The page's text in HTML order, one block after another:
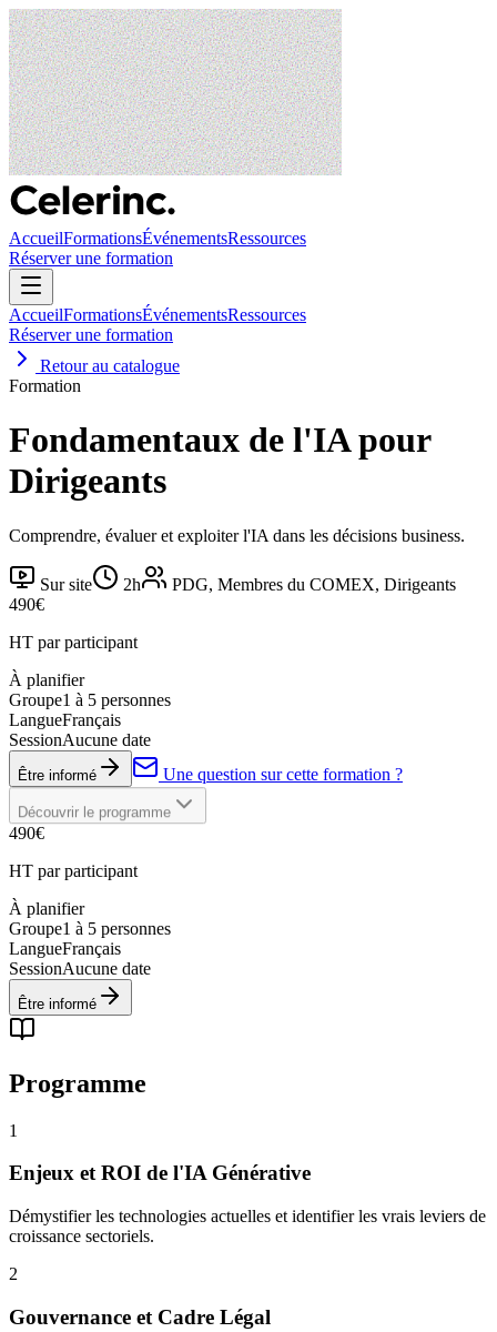
AccueilFormationsÉvénementsRessources
Réserver une formation
AccueilFormationsÉvénementsRessources
Réserver une formation
Retour au catalogue
Formation
Fondamentaux de l'IA pour
Dirigeants
Comprendre, évaluer et exploiter l'IA dans les décisions business.
Sur site 2h
PDG, Membres du COMEX, Dirigeants
490€
HT par participant
À planifier
Groupe1 à 5 personnes
LangueFrançais
SessionAucune date
Être informé Une question sur cette formation ?
Découvrir le programme
490€
HT par participant
À planifier
Groupe1 à 5 personnes
LangueFrançais
SessionAucune date
Être informé
Programme
1
Enjeux et ROI de l'IA Générative
Démystifier les technologies actuelles et identifier les vrais leviers de
croissance sectoriels.
2
Gouvernance et Cadre Légal